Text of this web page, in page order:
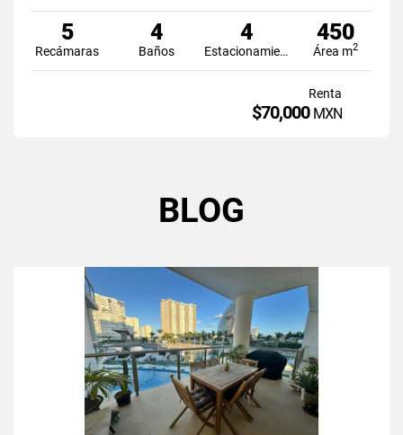
5
Recámaras
4
Baños
4
Estacionamiento
450
Área m2
Renta
$70,000 MXN
BLOG